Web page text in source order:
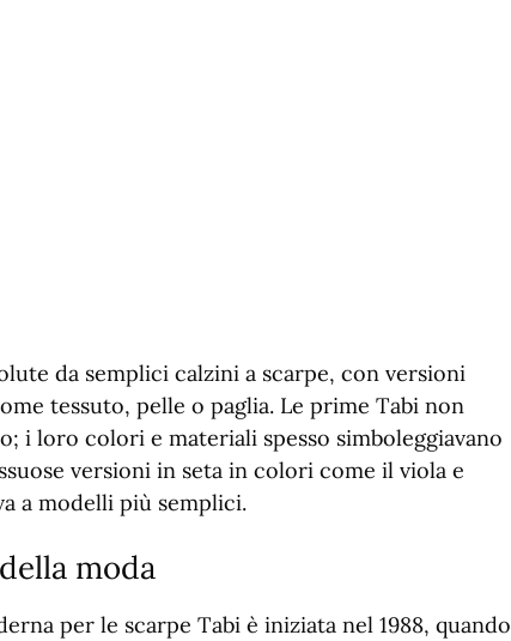
da semplici calzini a scarpe, con versioni
tessuto, pelle o paglia. Le prime Tabi non
i loro colori e materiali spesso simboleggiavano
versioni in seta in colori come il viola e
a modelli più semplici.
moda
per le scarpe Tabi è iniziata nel 1988, quando